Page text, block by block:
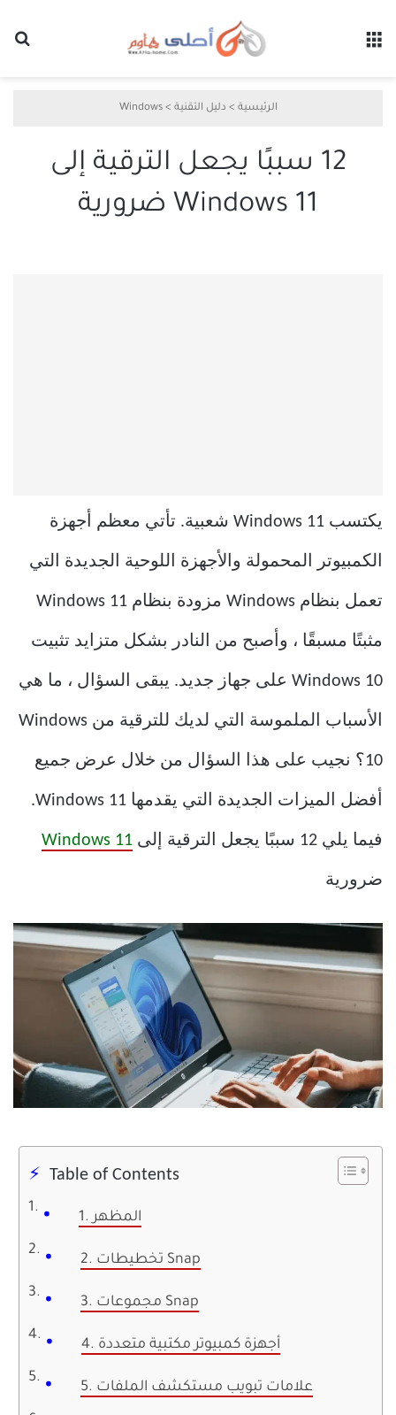
الرئيسية > دليل التقنية >
Windows
12 سببًا يجعل الترقية إلى
Windows 11 ضرورية
يكتسب Windows 11 شعبية. تأتي معظم أجهزة
الكمبيوتر المحمولة والأجهزة اللوحية الجديدة التي
تعمل بنظام Windows مزودة بنظام Windows 11
مثبتًا مسبقًا ، وأصبح من النادر بشكل متزايد تثبيت
Windows 10 على جهاز جديد. يبقى السؤال ، ما هي
الأسباب الملموسة التي لديك للترقية من Windows
10؟ نجيب على هذا السؤال من خلال عرض جميع
أفضل الميزات الجديدة التي يقدمها Windows 11.
فيما يلي 12 سببًا يجعل الترقية إلى Windows 11
ضرورية
Table of Contents
1. المظهر
2. تخطيطات Snap
3. مجموعات Snap
4. أجهزة كمبيوتر مكتبية متعددة
5. علامات تبويب مستكشف الملفات